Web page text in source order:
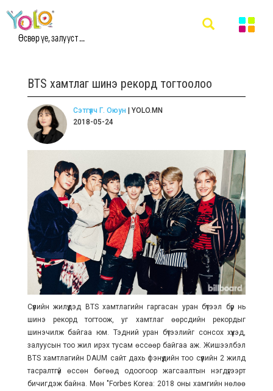
Өсвөр үе, залууст ...
BTS хамтлаг шинэ рекорд тогтоолоо
Сэтгүүлч Г. Оюун | YOLO.MN
2018-05-24
Сүүлийн жилүүдэд BTS хамтлагийн гаргасан уран бүтээл бүр нь
шинэ рекорд тогтоож, уг хамтлаг өөрсдийн рекордыг
шинэчилж байгаа юм. Тэдний уран бүтээлийг сонсох хүүхэд,
залуусын тоо жил ирэх тусам өссөөр байгаа аж. Жишээлбэл
BTS хамтлагийн DAUM сайт дахь фэнүүдийн тоо сүүлийн 2 жилд
тасралтгүй өссөн бөгөөд одоогоор жагсаалтын нэгдүгээрт
бичигдэж байна. Мөн "Forbes Korea: 2018 оны хамгийн нөлөө